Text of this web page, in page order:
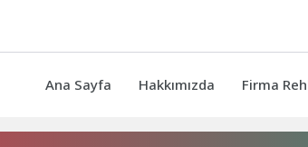
Ana Sayfa Hakkımızda Firma